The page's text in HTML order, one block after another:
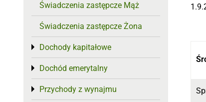
Świadczenia zastępcze Mąż
Świadczenia zastępcze Żona
Dochody kapitałowe
Toggle menu
Dochód emerytalny
Toggle menu
Przychody z wynajmu
Toggle menu